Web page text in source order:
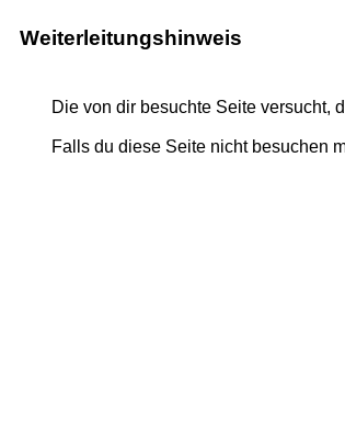
Weiterleitungshinweis
Die von dir besuchte Seite versucht,
Falls du diese Seite nicht besuchen